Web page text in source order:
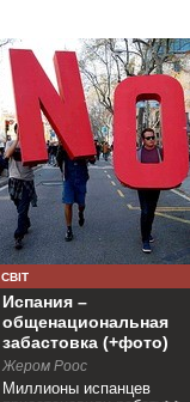
СВІТ
Испания –
общенациональная
забастовка (+фото)
Жером Роос
Миллионы испанцев